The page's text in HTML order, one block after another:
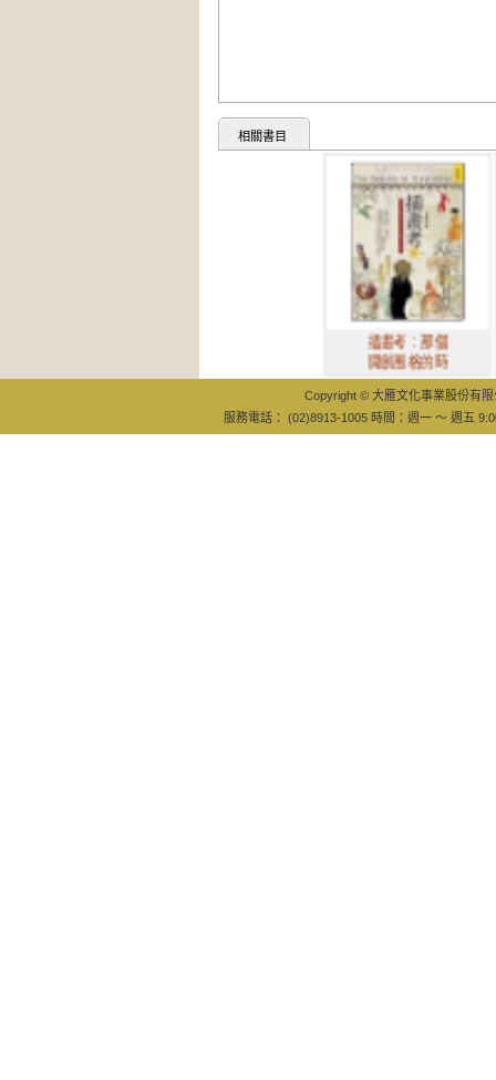
相關書目
插畫考：那個
開創風格的時
Copyright © 大雁文化事業股份有
服務電話： (02)8913-1005 時間：週一 ～ 週五